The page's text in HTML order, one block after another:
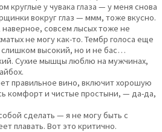
круглые у чувака глаза — у меня снова
вокруг глаз — ммм, тоже вкусно.
совсем лысых тоже не
не могу как-то. Тембр голоса еще
высокий, но и не бас…
Сухие мышцы люблю на мужчинах,
правильное вино, включит хорошую
комфорт и чистые простыни, — да-да,
сделать — я не могу быть с
плавать. Вот это критично.